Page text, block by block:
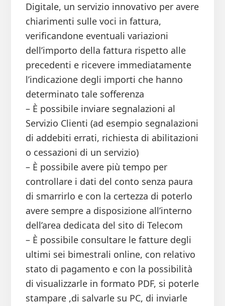
Digitale, un servizio innovativo per avere
chiarimenti sulle voci in fattura,
verificandone eventuali variazioni
dell’importo della fattura rispetto alle
precedenti e ricevere immediatamente
l’indicazione degli importi che hanno
determinato tale sofferenza
– È possibile inviare segnalazioni al
Servizio Clienti (ad esempio segnalazioni
di addebiti errati, richiesta di abilitazioni
o cessazioni di un servizio)
– È possibile avere più tempo per
controllare i dati del conto senza paura
di smarrirlo e con la certezza di poterlo
avere sempre a disposizione all’interno
dell’area dedicata del sito di Telecom
– È possibile consultare le fatture degli
ultimi sei bimestrali online, con relativo
stato di pagamento e con la possibilità
di visualizzarle in formato PDF, si poterle
stampare ,di salvarle su PC, di inviarle